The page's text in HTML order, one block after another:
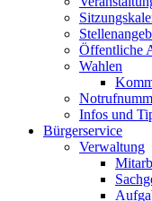
Öffentliche
Wahlen
Infos und
Bürgerservice
Verwaltung